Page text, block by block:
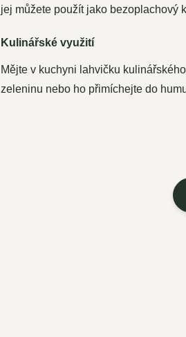
jej můžete použít jako bezoplachový
Kulinářské využití
Mějte v kuchyni lahvičku
zeleninu nebo ho přimíchejte do